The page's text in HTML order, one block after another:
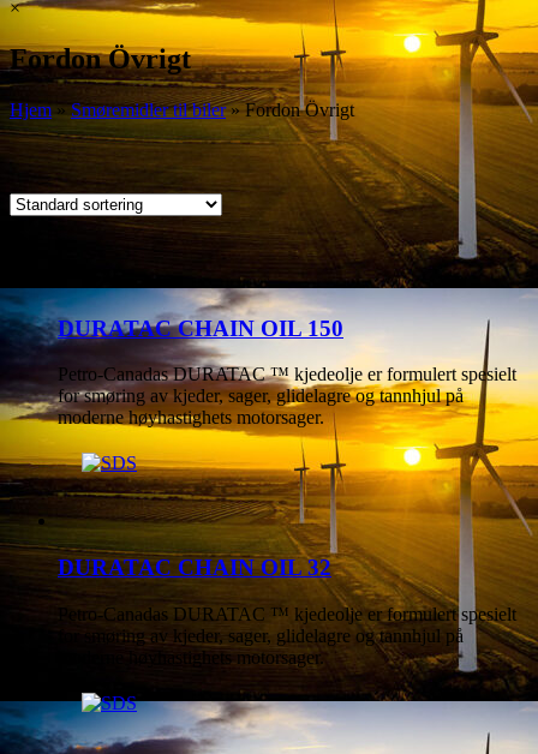
×
Fordon Övrigt
Hjem»Smøremidler til biler»Fordon Övrigt
DURATAC CHAIN OIL 150
Petro-Canadas DURATAC ™ kjedeolje er formulert spesielt
for smøring av kjeder, sager, glidelagre og tannhjul på
moderne høyhastighets motorsager.
DURATAC CHAIN OIL 32
Petro-Canadas DURATAC ™ kjedeolje er formulert spesielt
for smøring av kjeder, sager, glidelagre og tannhjul på
moderne høyhastighets motorsager.